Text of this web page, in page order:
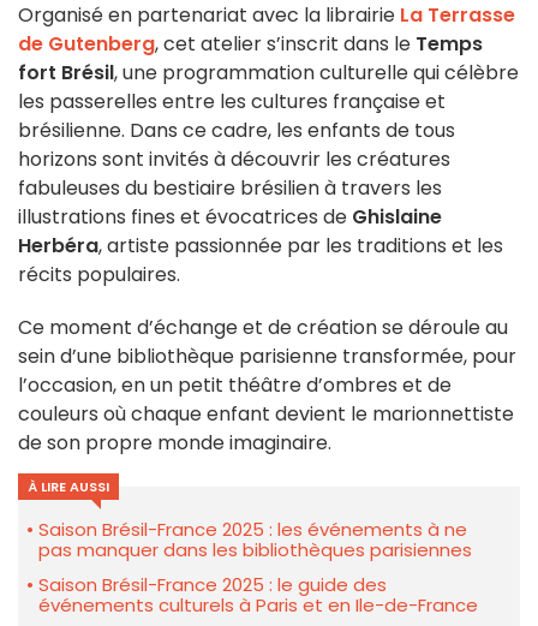
Organisé en partenariat avec la librairie La Terrasse
de Gutenberg, cet atelier s’inscrit dans le Temps
fort Brésil, une programmation culturelle qui célèbre
les passerelles entre les cultures française et
brésilienne. Dans ce cadre, les enfants de tous
horizons sont invités à découvrir les créatures
fabuleuses du bestiaire brésilien à travers les
illustrations fines et évocatrices de Ghislaine
Herbéra, artiste passionnée par les traditions et les
récits populaires.
Ce moment d’échange et de création se déroule au
sein d’une bibliothèque parisienne transformée, pour
l’occasion, en un petit théâtre d’ombres et de
couleurs où chaque enfant devient le marionnettiste
de son propre monde imaginaire.
À LIRE AUSSI
Saison Brésil-France 2025 : les événements à ne
pas manquer dans les bibliothèques parisiennes
Saison Brésil-France 2025 : le guide des
événements culturels à Paris et en Ile-de-France